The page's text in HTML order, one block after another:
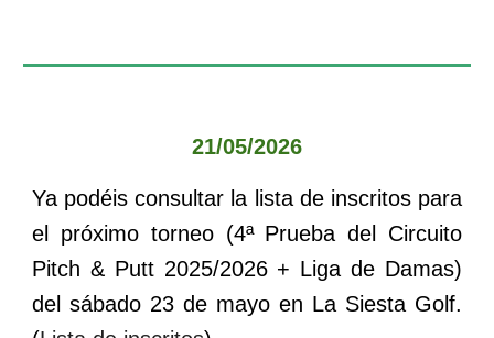
21/05/2026
Ya podéis consultar la lista de inscritos para
el
próximo torneo (4ª Prueba del Circuito
Pitch & Putt 2025/2026+ Liga de Damas)
delsábado 23 de mayo en La SiestaGolf.